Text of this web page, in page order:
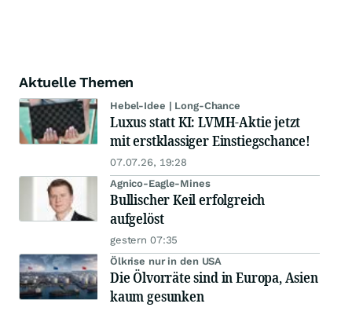
Aktuelle Themen
Hebel-Idee | Long-Chance
Luxus statt KI: LVMH-Aktie jetzt
mit erstklassiger Einstiegschance!
07.07.26, 19:28
Agnico-Eagle-Mines
Bullischer Keil erfolgreich
aufgelöst
gestern 07:35
Ölkrise nur in den USA
Die Ölvorräte sind in Europa, Asien
kaum gesunken